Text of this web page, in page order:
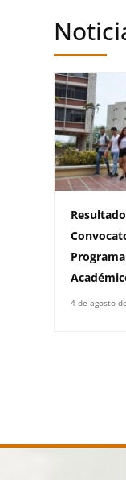
4 de agosto